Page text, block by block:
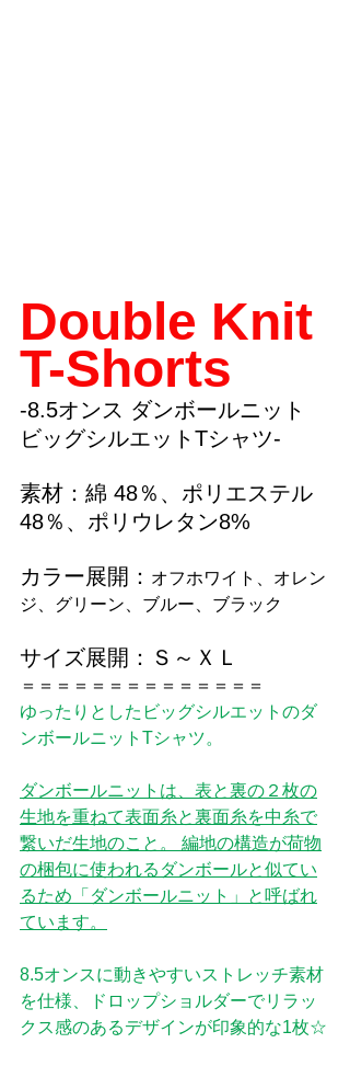
Double Knit
T-Shorts
-8.5オンス ダンボールニット
ビッグシルエットTシャツ-
素材：綿 48％、ポリエステル
48％、ポリウレタン8%
カラー展開： オフホワイト、オレン
ジ、グリーン、ブルー、ブラック
サイズ展開：Ｓ～ＸＬ
＝＝＝＝＝＝＝＝＝＝＝＝＝＝
ゆったりとしたビッグシルエットのダ
ンボールニットTシャツ。
ダンボールニットは、表と裏の２枚の
生地を重ねて表面糸と裏面糸を中糸で
繋いだ生地のこと。 編地の構造が荷物
の梱包に使われるダンボールと似てい
るため「ダンボールニット」と呼ばれ
ています。
8.5オンスに動きやすいストレッチ素材
を仕様、ドロップショルダーでリラッ
クス感のあるデザインが印象的な1枚☆